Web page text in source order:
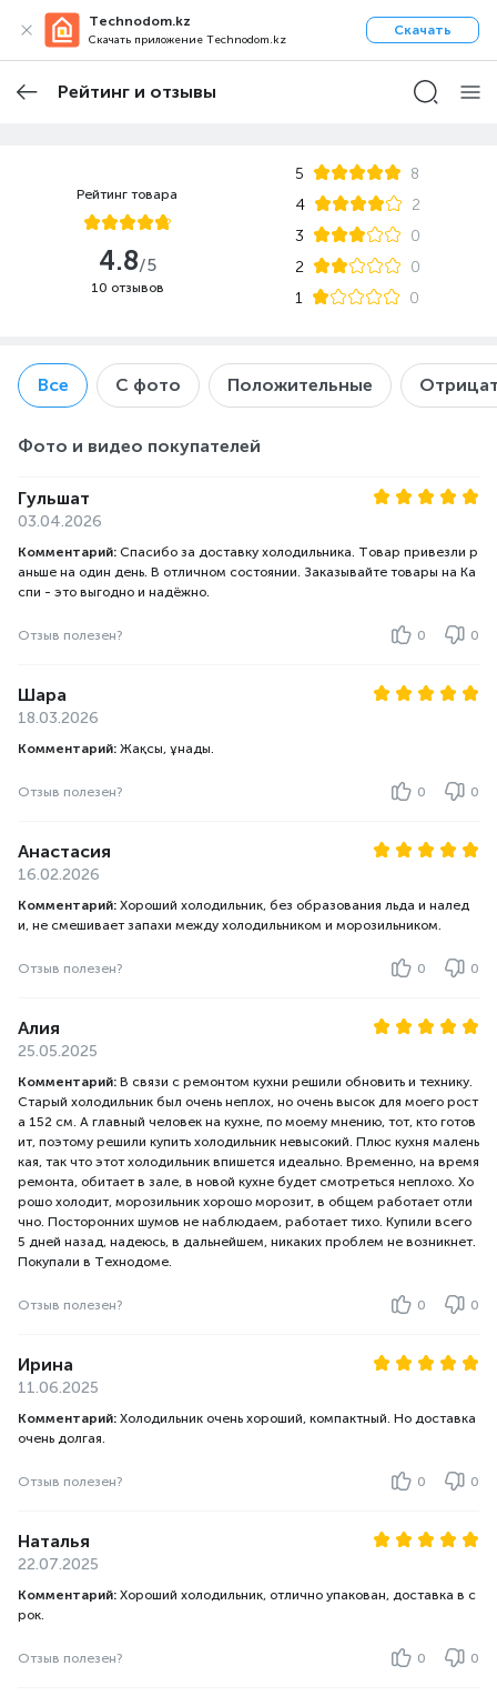
Technodom.kz
Скачать приложение Technodom.kz
Скачать
Рейтинг и отзывы
Все С фото Положительные
Фото и видео покупателей
Гульшат
03.04.2026
Комментарий: Спасибо за доставку холодильника. Товар привезли р
аньше на один день. В отличном состоянии. Заказывайте товары на Ка
спи - это выгодно и надёжно.
Отзыв полезен? 0 0
Шара
18.03.2026
Комментарий: Жақсы, ұнады.
Отзыв полезен? 0 0
Анастасия
16.02.2026
Комментарий: Хороший холодильник, без образования льда и налед
и, не смешивает запахи между холодильником и морозильником.
Отзыв полезен? 0 0
Алия
25.05.2025
Комментарий: В связи с ремонтом кухни решили обновить и технику.
Старый холодильник был очень неплох, но очень высок для моего рост
а 152 см. А главный человек на кухне, по моему мнению, тот, кто готов
ит, поэтому решили купить холодильник невысокий. Плюс кухня малень
кая, так что этот холодильник впишется идеально. Временно, на время
ремонта, обитает в зале, в новой кухне будет смотреться неплохо. Хо
рошо холодит, морозильник хорошо морозит, в общем работает отли
чно. Посторонних шумов не наблюдаем, работает тихо. Купили всего
5 дней назад, надеюсь, в дальнейшем, никаких проблем не возникнет.
Покупали в Технодоме.
Отзыв полезен? 0 0
Ирина
11.06.2025
Комментарий: Холодильник очень хороший, компактный. Но доставка
очень долгая.
Отзыв полезен? 0 0
Наталья
22.07.2025
Комментарий: Хороший холодильник, отлично упакован, доставка в с
рок.
Отзыв полезен? 0 0
Рейтинг товара
4.8/5
10 отзывов
5
8
4
2
3
0
2
0
1
0